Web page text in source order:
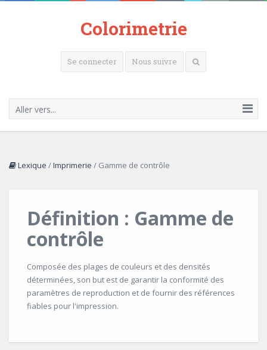
Colorimetrie
Se connecter Nous suivre
Aller vers...
Lexique /Imprimerie / Gamme de contrôle
Définition : Gamme de
contrôle
Composée des plages de couleurs et des densités
déterminées, son but est de garantir la conformité des
paramètres de reproduction et de fournir des références
fiables pour l'impression.